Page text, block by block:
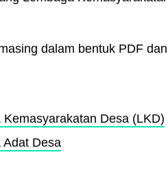
dalam bentuk PDF
Desa (LKD)
Adat Desa